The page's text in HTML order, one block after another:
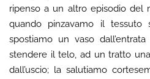
ripenso a un altro episodio del
quando pinzavamo il tessuto
spostiamo un vaso
stendere il telo, ad un tratto
dall’uscio; la salutiamo